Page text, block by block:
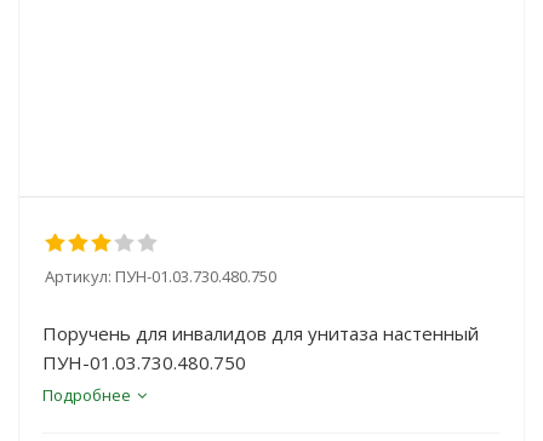
Артикул: ПУН-01.03.730.480.750
Поручень для инвалидов для унитаза настенный
ПУН-01.03.730.480.750
Подробнее